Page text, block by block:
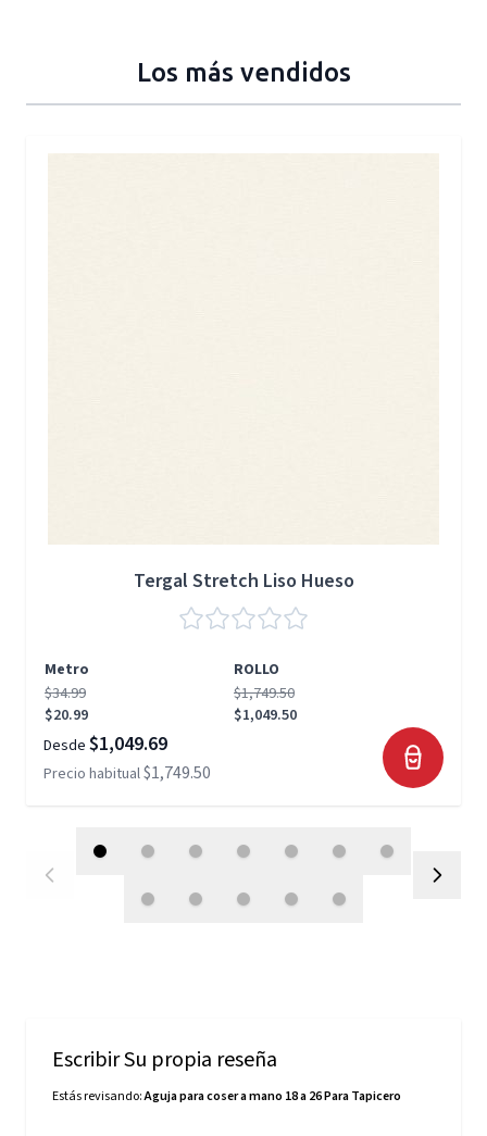
Los más vendidos
Tergal Stretch Liso Hueso
Metro
ROLLO
$34.99
$20.99
$1,749.50
$1,049.50
Desde $1,049.69
Precio habitual$1,749.50
Escribir Su propia reseña
Estás revisando:Aguja para coser a mano 18 a 26 Para Tapicero